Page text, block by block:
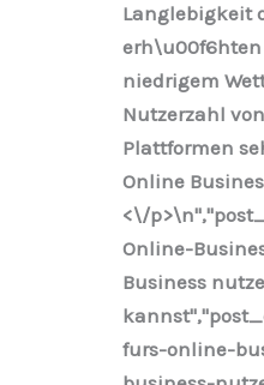
Langlebigkeit
erh\u00f6hten
niedrigem
Nutzerzahl
Plattformen
Online
<\/p>\n
Online-
Business
furs-online-